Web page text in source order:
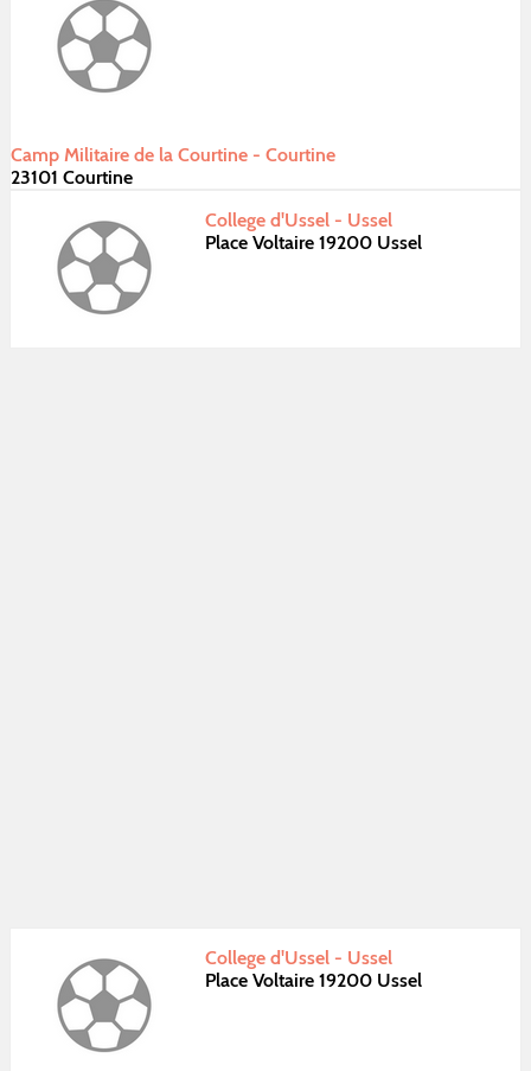
Camp Militaire de la Courtine - Courtine
23101 Courtine
College d'Ussel - Ussel
Place Voltaire 19200 Ussel
College d'Ussel - Ussel
Place Voltaire 19200 Ussel